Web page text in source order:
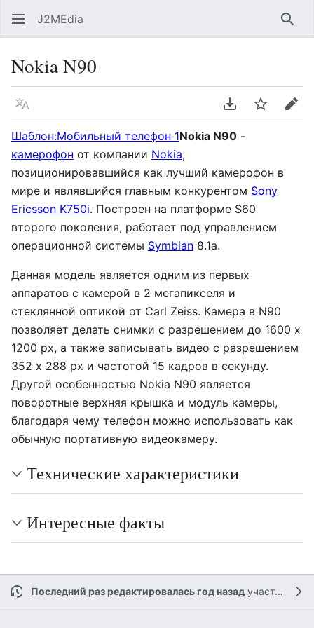
J2MEdia
Nokia N90
Язык Скачать PDF
Следить
Шаблон:Мобильный телефон 1Nokia N90 -
камерофон от компании Nokia,
позиционировавшийся как лучший камерофон в
мире и являвшийся главным конкурентом Sony
Ericsson K750i. Построен на платформе S60
второго поколения, работает под управлением
операционной системы Symbian 8.1a.
Данная модель является одним из первых
аппаратов с камерой в 2 мегапикселя и
стеклянной оптикой от Carl Zeiss. Камера в N90
позволяет делать снимки с разрешением до 1600 x
1200 px, а также записывать видео с разрешением
352 x 288 px и частотой 15 кадров в секунду.
Другой особенностью Nokia N90 является
поворотные верхняя крышка и модуль камеры,
благодаря чему телефон можно использовать как
обычную портативную видеокамеру.
Технические характеристики
Интересные факты
Последний раз редактировалась год назадучастником